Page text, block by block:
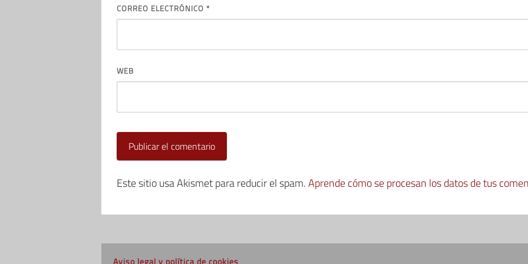
CORREO ELECTRÓNICO *
WEB
Este sitio usa Akismet para reducir el spam.Aprende cómo se procesan los datos de tus